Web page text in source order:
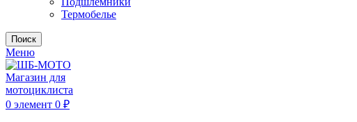
Термобелье
Поиск
Меню
0 элемент 0 ₽